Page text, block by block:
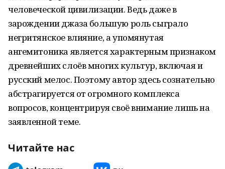
человеческой цивилизации. Ведь даже в
зарождении джаза большую роль сыграло
негритянское влияние, а упомянутая
ангемитоника является характерным признаком
древнейших слоёв многих культур, включая и
русский мелос. Поэтому автор здесь сознательно
абстрагируется от огромного комплекса
вопросов, концентрируя своё внимание лишь на
заявленной теме.
Читайте нас